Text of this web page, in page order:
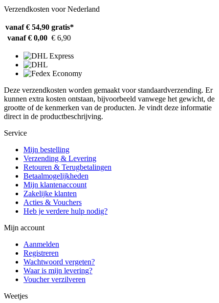
Verzendkosten voor Nederland
vanaf € 54,90 gratis*
vanaf € 0,00 € 6,90
Deze verzendkosten worden gemaakt voor standaardverzending. Er
kunnen extra kosten ontstaan, bijvoorbeeld vanwege het gewicht, de
grootte of de kenmerken van de producten. Je vindt deze informatie
direct in de productbeschrijving.
Service
Mijn bestelling
Verzending & Levering
Retouren & Terugbetalingen
Betaalmogelijkheden
Mijn klantenaccount
Zakelijke klanten
Acties & Vouchers
Heb je verdere hulp nodig?
Mijn account
Aanmelden
Registreren
Wachtwoord vergeten?
Waar is mijn levering?
Voucher verzilveren
Weetjes